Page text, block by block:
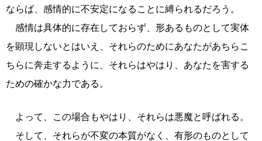
ならば、感情的に不安定になることに縛られるだろう。
感情は具体的に存在しておらず、形あるものとして実体
を顕現しないとはいえ、それらのためにあなたがあちらこ
ちらに奔走するように、それらはやはり、あなたを害する
ための確かな力である。
よって、この場合もやはり、それらは悪魔と呼ばれる。
そして、それらが不変の本質がなく、有形のものとして